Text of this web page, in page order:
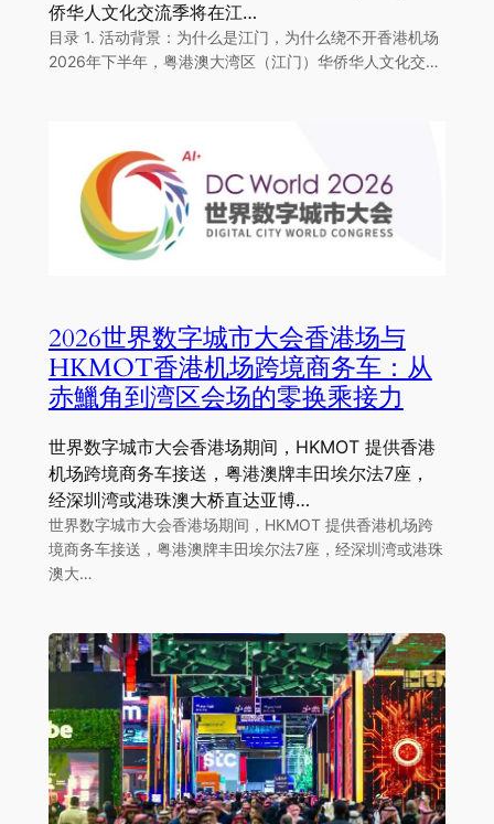
侨华人文化交流季将在江…
目录 1. 活动背景：为什么是江门，为什么绕不开香港机场
2026年下半年，粤港澳大湾区（江门）华侨华人文化交…
2026世界数字城市大会香港场与
HKMOT香港机场跨境商务车：从
赤鱲角到湾区会场的零换乘接力
世界数字城市大会香港场期间，HKMOT 提供香港
机场跨境商务车接送，粤港澳牌丰田埃尔法7座，
经深圳湾或港珠澳大桥直达亚博…
世界数字城市大会香港场期间，HKMOT 提供香港机场跨
境商务车接送，粤港澳牌丰田埃尔法7座，经深圳湾或港珠
澳大…